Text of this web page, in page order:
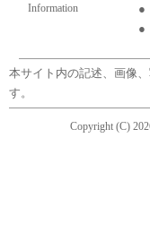
Information
本サイト内の記述、画像
す。
Copyright (C)